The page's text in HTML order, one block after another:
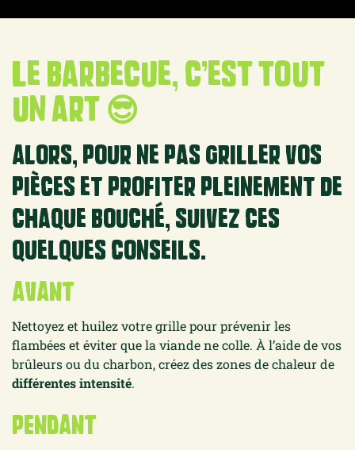
Le barbecue, c’est tout
un art 😎
Alors, pour ne pas griller vos
pièces et profiter pleinement de
chaque Bouché, suivez ces
quelques conseils.
AVANT
Nettoyez et huilez votre grillepour prévenir les
flambées et éviter que la viande ne colle. À l’aide de vos
brûleurs ou du charbon,créez des zones de chaleur de
différentes intensité.
PENDANT